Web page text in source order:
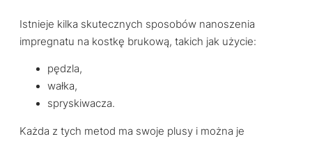
Istnieje kilka skutecznych sposobów nanoszenia
impregnatu na kostkę brukową, takich jak użycie:
pędzla,
wałka,
spryskiwacza.
Każda z tych metod ma swoje plusy i można je